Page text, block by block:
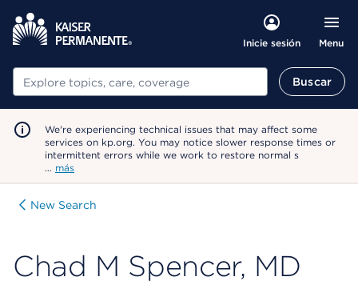
Inicie sesión Menu
Buscar Buscar
We're experiencing technical issues that may affect some
services on kp.org. You may notice slower response times or
intermittent errors while we work to restore normal s
… más
New Search
Chad M Spencer, MD